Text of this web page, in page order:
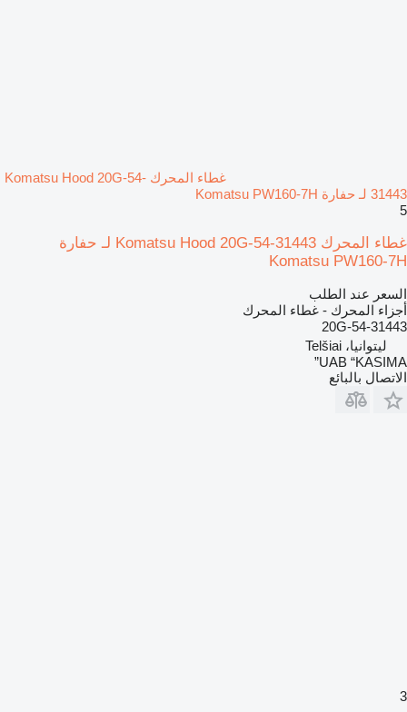
غطاء المحرك Komatsu Hood 20G-54-
31443 لـ حفارة Komatsu PW160-7H
5
غطاء المحرك Komatsu Hood 20G-54-31443 لـ حفارة
Komatsu PW160-7H
السعر عند الطلب
أجزاء المحرك - غطاء المحرك
20G-54-31443
ليتوانيا، Telšiai
UAB “KASIMA”
الاتصال بالبائع
3